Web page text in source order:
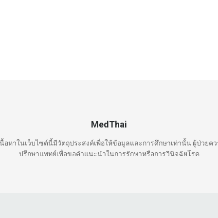
MedThai
อหาในเว็บไซต์นี้มีวัตถุประสงค์เพื่อให้ข้อมูลและการศึกษาเท่านั้น ผู้ป่วยค
ปรึกษาแพทย์เพื่อขอคำแนะนำในการรักษาหรือการวินิจฉัยโรค